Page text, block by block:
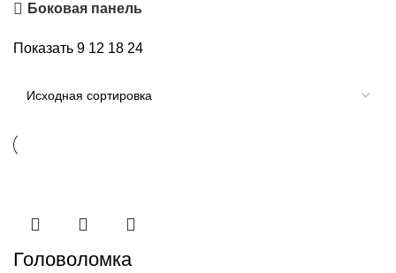
Боковая панель
Показать 9 12 18 24
Головоломка